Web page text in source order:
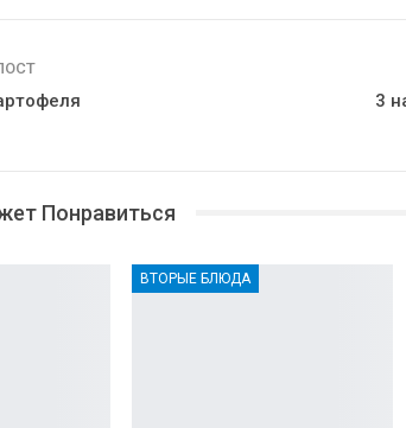
3
Понравиться
ВТОРЫЕ БЛЮДА